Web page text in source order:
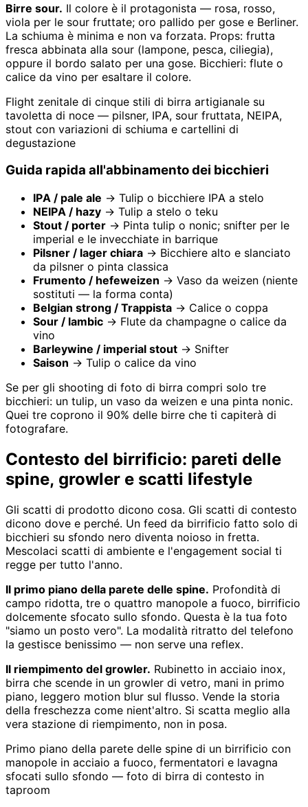
Birre sour. Il colore è il protagonista — rosa, rosso,
viola per le sour fruttate; oro pallido per gose e Berliner.
La schiuma è minima e non va forzata. Props: frutta
fresca abbinata alla sour (lampone, pesca, ciliegia),
oppure il bordo salato per una gose. Bicchieri: flute o
calice da vino per esaltare il colore.
Flight zenitale di cinque stili di birra artigianale su
tavoletta di noce — pilsner, IPA, sour fruttata, NEIPA,
stout con variazioni di schiuma e cartellini di
degustazione
Guida rapida all'abbinamento dei bicchieri
IPA / pale ale → Tulip o bicchiere IPA a stelo
NEIPA / hazy → Tulip a stelo o teku
Stout / porter → Pinta tulip o nonic; snifter per le
imperial e le invecchiate in barrique
Pilsner / lager chiara → Bicchiere alto e slanciato
da pilsner o pinta classica
Frumento / hefeweizen → Vaso da weizen (niente
sostituti — la forma conta)
Belgian strong / Trappista → Calice o coppa
Sour / lambic → Flute da champagne o calice da
vino
Barleywine / imperial stout → Snifter
Saison → Tulip o calice da vino
Se per gli shooting di foto di birra compri solo tre
bicchieri: un tulip, un vaso da weizen e una pinta nonic.
Quei tre coprono il 90% delle birre che ti capiterà di
fotografare.
Contesto del birrificio: pareti delle
spine, growler e scatti lifestyle
Gli scatti di prodotto dicono cosa. Gli scatti di contesto
dicono dove e perché. Un feed da birrificio fatto solo di
bicchieri su sfondo nero diventa noioso in fretta.
Mescolaci scatti di ambiente e l'engagement social ti
regge per tutto l'anno.
Il primo piano della parete delle spine. Profondità di
campo ridotta, tre o quattro manopole a fuoco, birrificio
dolcemente sfocato sullo sfondo. Questa è la tua foto
"siamo un posto vero". La modalità ritratto del telefono
la gestisce benissimo — non serve una reflex.
Il riempimento del growler. Rubinetto in acciaio inox,
birra che scende in un growler di vetro, mani in primo
piano, leggero motion blur sul flusso. Vende la storia
della freschezza come nient'altro. Si scatta meglio alla
vera stazione di riempimento, non in posa.
Primo piano della parete delle spine di un birrificio con
manopole in acciaio a fuoco, fermentatori e lavagna
sfocati sullo sfondo — foto di birra di contesto in
taproom